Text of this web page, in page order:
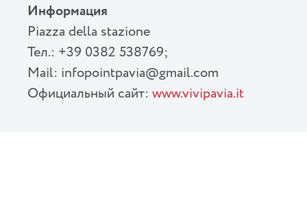
Информация
Piazza della stazione
Teл.: +39 0382 538769;
Mail: infopointpavia@gmail.com
Официальный сайт: www.vivipavia.it